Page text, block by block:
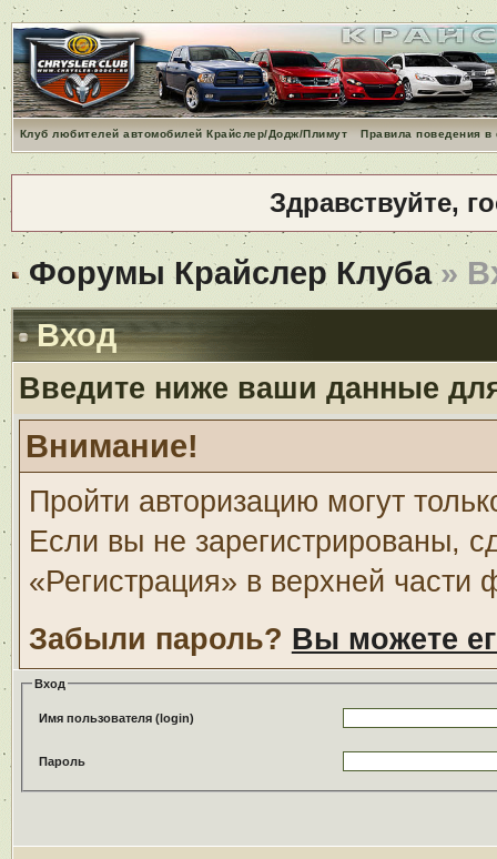
Клуб любителей автомобилей Крайслер/Додж/Плимут Правила поведения
Здравствуйте,
Форумы Крайслер Клуба»
Вход
Введите ниже ваши данные
Внимание!
Пройти авторизацию могут
Если вы не зарегистрированы,
«Регистрация» в верхней части
Забыли пароль? Вы можете
Вход
Имя пользователя (login)
Пароль